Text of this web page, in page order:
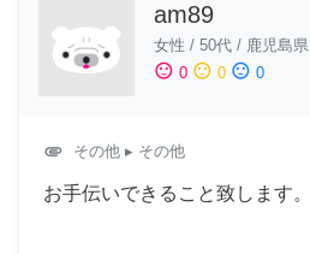
am89
女性 / 50代 / 鹿児島県
sentiment_satisfied 0 sentiment_neutral 0 sentiment_dissatisfied 0
attachment その他 ▸ その他
お手伝いできること致します。